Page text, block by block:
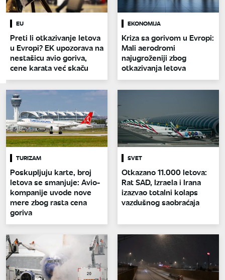
EU
Preti li otkazivanje letova
u Evropi? EK upozorava na
nestašicu avio goriva,
cene karata već skaču
EKONOMIJA
Kriza sa gorivom u Evropi:
Mali aerodromi
najugroženiji zbog
otkazivanja letova
TURIZAM
Poskupljuju karte, broj
letova se smanjuje: Avio-
kompanije uvode nove
mere zbog rasta cena
goriva
SVET
Otkazano 11.000 letova:
Rat SAD, Izraela i Irana
izazvao totalni kolaps
vazdušnog saobraćaja